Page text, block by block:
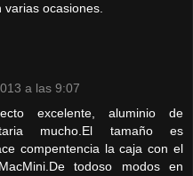
varias ocasiones.
a las 9:07
excelente, aluminio de
mucho.El tamaño es
compentencia la caja con el
todoso modos en